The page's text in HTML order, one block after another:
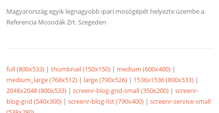
Magyarország egyik legnagyobb ipari mosógépét helyezte üzembe a
Referencia Mosodák Zrt. Szegeden
full (800x533) |thumbnail (150x150) | medium (600x400) |
medium_large (768x512) | large (790x526) | 1536x1536 (800x533) |
2048x2048 (800x533) |screenr-blog-grid-small (350x200) |screenr-
blog-grid (540x300) |screenr-blog-list (790x400) |screenr-service-small